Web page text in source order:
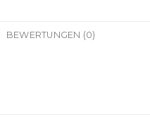
BEWERTUNGEN (0)